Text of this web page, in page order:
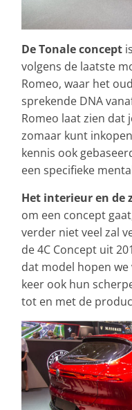
De Tonale concept
volgens de laatste
Romeo, waar het
sprekende DNA
Romeo laat zien dat
zomaar kunt
kennis ook
een specifieke
Het interieur en de
om een concept
verder niet veel zal
de 4C Concept uit
dat model hopen
keer ook hun
tot en met de